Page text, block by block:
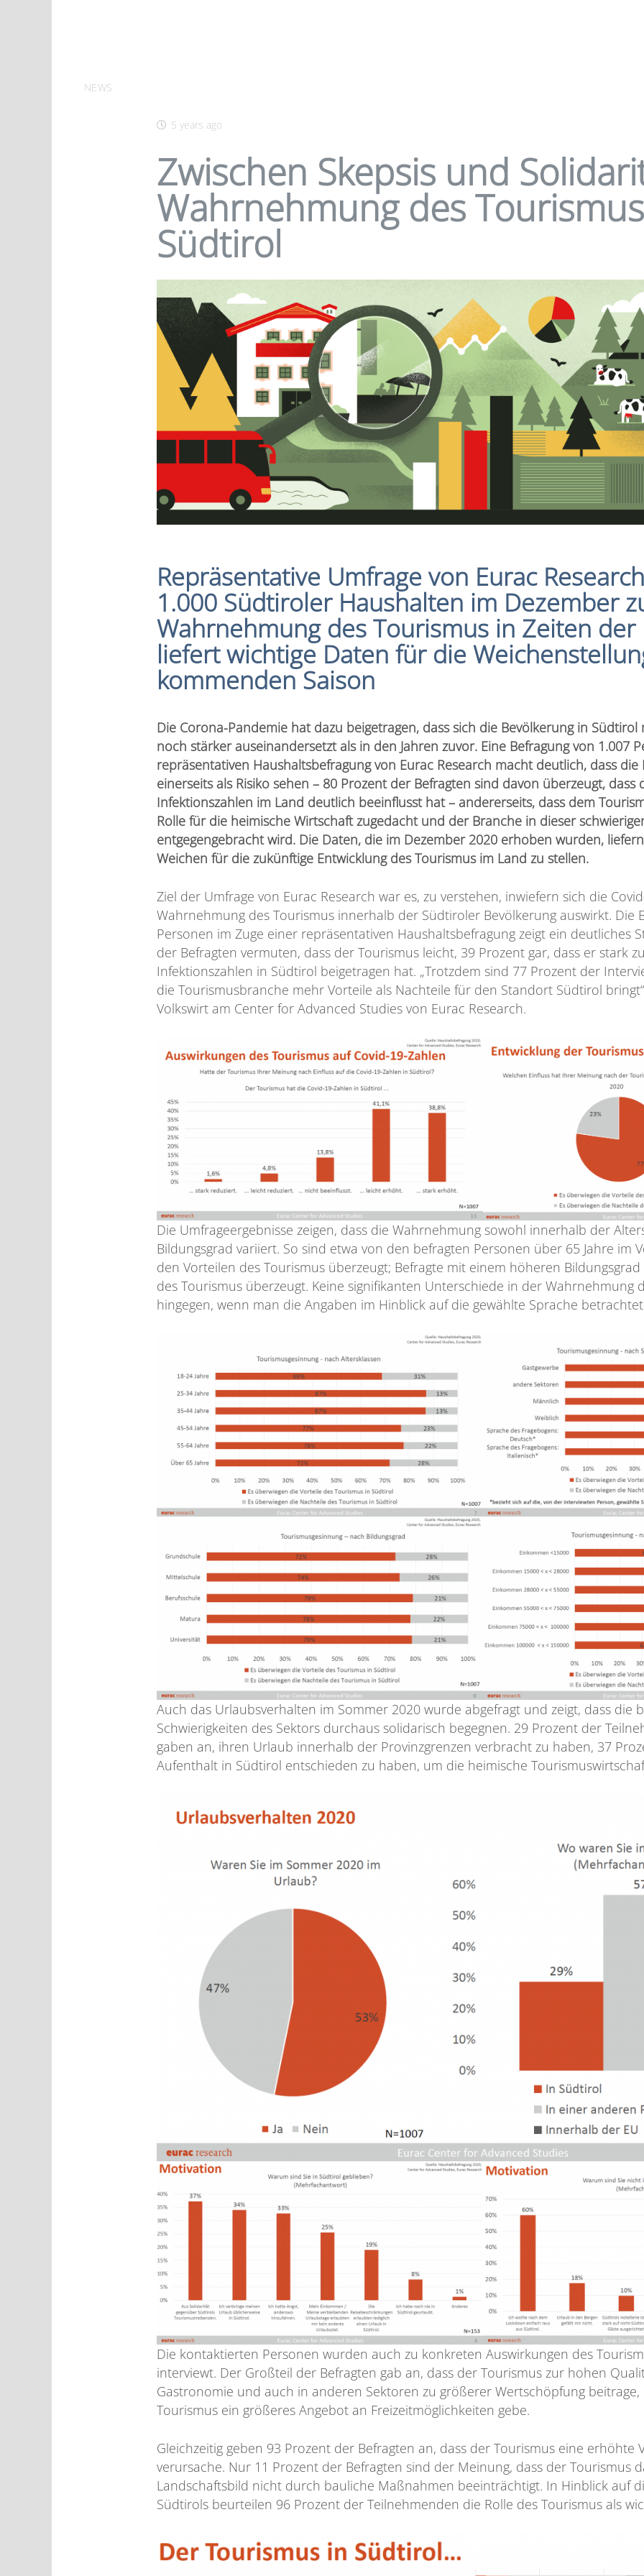
NEWS
5 years ago
Zwischen Skepsis und
Wahrnehmung des
Südtirol
Repräsentative Umfrage von Eurac
1.000 Südtiroler Haushalten im Dezember
Wahrnehmung des Tourismus in Zeiten der
liefert wichtige Daten für die
kommenden Saison
Die Corona-Pandemie hat dazu beigetragen, dass sich die Bevölkerung in
noch stärker auseinandersetzt als in den Jahren zuvor. Eine Befragung von 1.007
repräsentativen Haushaltsbefragung von Eurac Research macht deutlich, dass
einerseits als Risiko sehen – 80 Prozent der Befragten sind davon überzeugt, dass
Infektionszahlen im Land deutlich beeinflusst hat – andererseits, dass dem
Rolle für die heimische Wirtschaft zugedacht und der Branche in dieser
entgegengebracht wird. Die Daten, die im Dezember 2020 erhoben wurden,
Weichen für die zukünftige Entwicklung des Tourismus im Land zu stellen.
Ziel der Umfrage von Eurac Research war es, zu verstehen, inwiefern sich die
Wahrnehmung des Tourismus innerhalb der Südtiroler Bevölkerung auswirkt. Die
Personen im Zuge einer repräsentativen Haushaltsbefragung zeigt ein deutliches
der Befragten vermuten, dass der Tourismus leicht, 39 Prozent gar, dass er stark
Infektionszahlen in Südtirol beigetragen hat. „Trotzdem sind 77 Prozent der
die Tourismusbranche mehr Vorteile als Nachteile für den Standort Südtirol
Volkswirt am Center for Advanced Studies von Eurac Research.
Die Umfrageergebnisse zeigen, dass die Wahrnehmung sowohl innerhalb der
Bildungsgrad variiert. So sind etwa von den befragten Personen über 65 Jahre im
den Vorteilen des Tourismus überzeugt; Befragte mit einem höheren
des Tourismus überzeugt. Keine signifikanten Unterschiede in der Wahrnehmung
hingegen, wenn man die Angaben im Hinblick auf die gewählte Sprache
Auch das Urlaubsverhalten im Sommer 2020 wurde abgefragt und zeigt, dass die
Schwierigkeiten des Sektors durchaus solidarisch begegnen. 29 Prozent der
gaben an, ihren Urlaub innerhalb der Provinzgrenzen verbracht zu haben, 37
Aufenthalt in Südtirol entschieden zu haben, um die heimische
Die kontaktierten Personen wurden auch zu konkreten Auswirkungen des
interviewt. Der Großteil der Befragten gab an, dass der Tourismus zur hohen
Gastronomie und auch in anderen Sektoren zu größerer Wertschöpfung beitrage,
Tourismus ein größeres Angebot an Freizeitmöglichkeiten gebe.
Gleichzeitig geben 93 Prozent der Befragten an, dass der Tourismus eine erhöhte
verursache. Nur 11 Prozent der Befragten sind der Meinung, dass der Tourismus
Landschaftsbild nicht durch bauliche Maßnahmen beeinträchtigt. In Hinblick auf
Südtirols beurteilen 96 Prozent der Teilnehmenden die Rolle des Tourismus als